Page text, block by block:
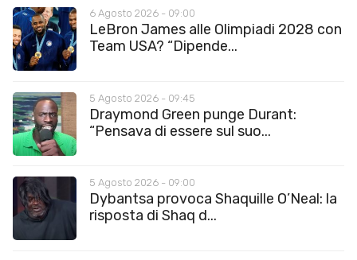
6 Agosto 2026 - 09:00
LeBron James alle Olimpiadi 2028 con
Team USA? “Dipende...
5 Agosto 2026 - 09:45
Draymond Green punge Durant:
“Pensava di essere sul suo...
5 Agosto 2026 - 09:00
Dybantsa provoca Shaquille O’Neal: la
risposta di Shaq d...